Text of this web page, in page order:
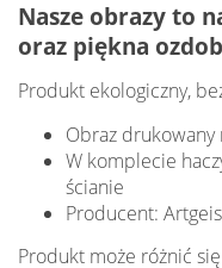
Nasze obrazy to
oraz piękna
Produkt ekologiczny,
Obraz drukowany
W komplecie
ścianie
Producent:
Produkt może różnić